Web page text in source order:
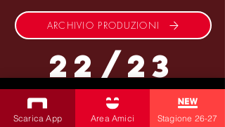
ARCHIVIO PRODUZIONI
22/23
ISCRIVITI ALLA NEWSLETTER
Scarica App Area Amici Stagione 26-27